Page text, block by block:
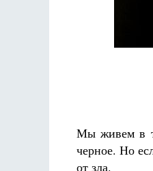
Мы живем в
черное. Но
от зла.